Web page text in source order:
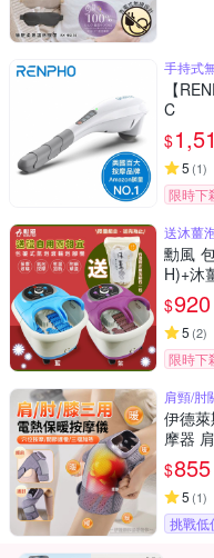
手持式
【
C
$
5 (1)
限時下
送沐薑
勳風
H)+沐
$920
5 (2)
限時下
肩頸/肘
伊德
摩器
$855
5 (1)
挑戰低